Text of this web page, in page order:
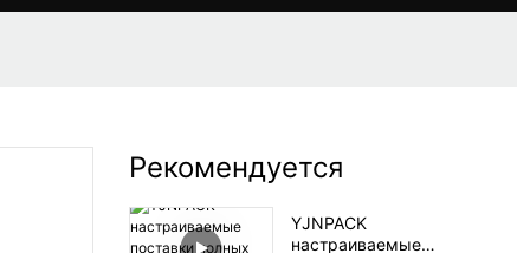
Рекомендуется
YJNPACK
настраиваемые